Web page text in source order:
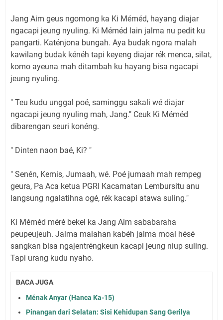
Jang Aim geus ngomong ka Ki Méméd, hayang diajar
ngacapi jeung nyuling. Ki Méméd lain jalma nu pedit ku
pangarti. Katénjona bungah. Aya budak ngora malah
kawilang budak kénéh tapi keyeng diajar rék menca, silat,
komo ayeuna mah ditambah ku hayang bisa ngacapi
jeung nyuling.
" Teu kudu unggal poé, saminggu sakali wé diajar
ngacapi jeung nyuling mah, Jang." Ceuk Ki Méméd
dibarengan seuri konéng.
" Dinten naon baé, Ki? "
" Senén, Kemis, Jumaah, wé. Poé jumaah mah rempeg
geura, Pa Aca ketua PGRI Kacamatan Lembursitu anu
langsung ngalatihna ogé, rék kacapi atawa suling."
Ki Méméd méré bekel ka Jang Aim sababaraha
peupeujeuh. Jalma malahan kabéh jalma moal hésé
sangkan bisa ngajentréngkeun kacapi jeung niup suling.
Tapi urang kudu nyaho.
BACA JUGA
Ménak Anyar (Hanca Ka-15)
Pinangan dari Selatan: Sisi Kehidupan Sang Gerilya